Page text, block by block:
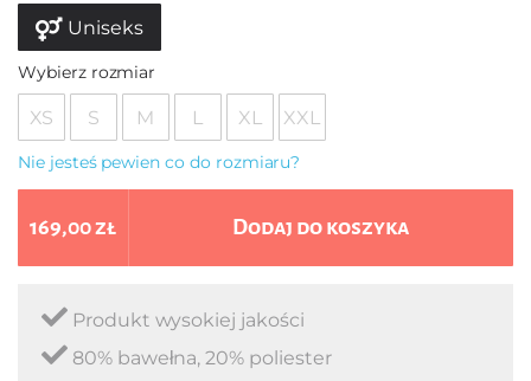
Uniseks
Wybierz rozmiar
XS S M L XL XXL
Nie jesteś pewien co do rozmiaru?
169,00 zł Dodaj do koszyka
Produkt wysokiej jakości
80% bawełna, 20% poliester